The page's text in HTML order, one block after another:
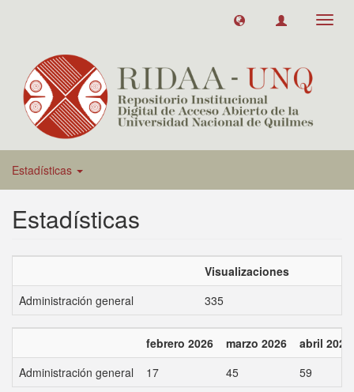
Estadísticas
Estadísticas
Visualizaciones
Administración general
335
febrero 2026 marzo 2026
abril 2026
Administración general
17 45 59